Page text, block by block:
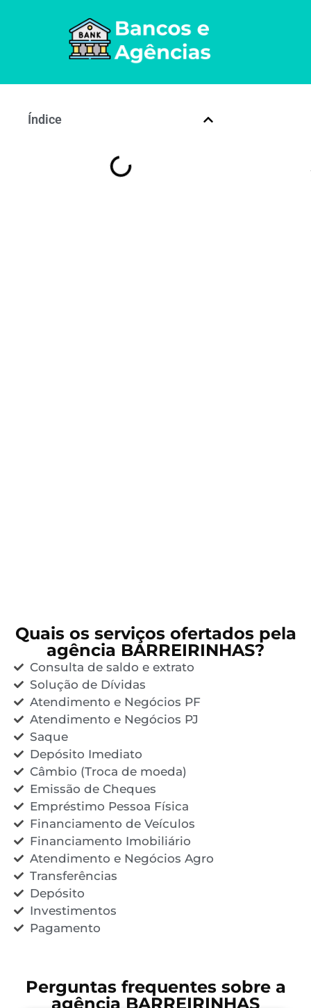
Índice
Quais os serviços ofertados pela
agência BARREIRINHAS?
Consulta de saldo e extrato
Solução de Dívidas
Atendimento e Negócios PF
Atendimento e Negócios PJ
Saque
Depósito Imediato
Câmbio (Troca de moeda)
Emissão de Cheques
Empréstimo Pessoa Física
Financiamento de Veículos
Financiamento Imobiliário
Atendimento e Negócios Agro
Transferências
Depósito
Investimentos
Pagamento
Perguntas frequentes sobre a
agência BARREIRINHAS